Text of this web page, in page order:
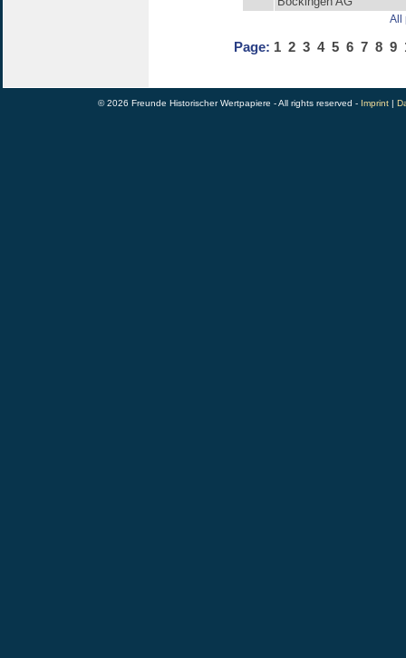
All
Page: 1 2 3 4 5 6 7 8 9
© 2026 Freunde Historischer Wertpapiere - All rights reserved - Imprint |